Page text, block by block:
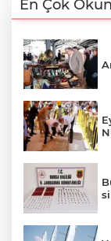
En Çok